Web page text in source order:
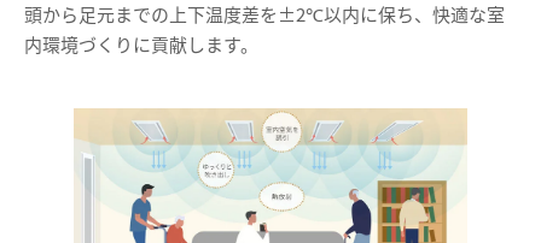
頭から足元までの上下温度差を±2℃以内に保ち、快適な室
内環境づくりに貢献します。